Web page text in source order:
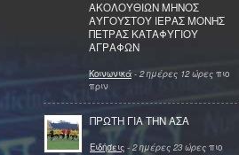
ΑΚΟΛΟΥΘΙΩΝ ΜΗΝΟΣ
ΑΥΓΟΥΣΤΟΥ ΙΕΡΑΣ ΜΟΝΗΣ
ΠΕΤΡΑΣ ΚΑΤΑΦΥΓΙΟΥ
ΑΓΡΑΦΩΝ
Κοινωνικά - 2 ημέρες 12 ώρες πιο
πριν
ΠΡΩΤΗ ΓΙΑ ΤΗΝ ΑΣΑ
Ειδήσεις - 2 ημέρες 23 ώρες πιο